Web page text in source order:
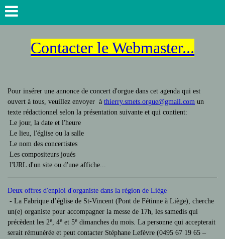
Contacter le Webmaster...
Pour insérer une annonce de concert d'orgue dans cet agenda qui est
ouvert à tous, veuillez envoyer à thierry.smets.orgue@gmail.com un
texte rédactionnel selon la présentation suivante et qui contient:
Le jour, la date et l'heure
Le lieu, l'église ou la salle
Le nom des concertistes
Les compositeurs joués
l'URL d'un site ou d'une affiche...
Deux offres d'enploi d'organiste dans la région de Liège
- La Fabrique d’église de St-Vincent (Pont de Fétinne à Liège), cherche
un(e) organiste pour accompagner la messe de 17h, les samedis qui
précèdent les 2e, 4e et 5e dimanches du mois. La personne qui accepterait
serait rémunérée et peut contacter Stéphane Lefèvre (0495 67 19 65 –